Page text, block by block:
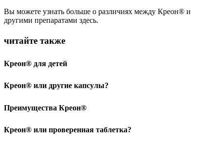
Вы можете узнать больше о различиях между Креон® и
другими препаратами здесь.
читайте также
Креон® для детей
Креон® или другие капсулы?
Преимущества Креон®
Креон® или проверенная таблетка?